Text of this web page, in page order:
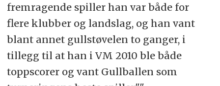
fremragende spiller han var både for
flere klubber og landslag, og han vant
blant annet gullstøvelen to ganger, i
tillegg til at han i VM 2010 ble både
toppscorer og vant Gullballen som